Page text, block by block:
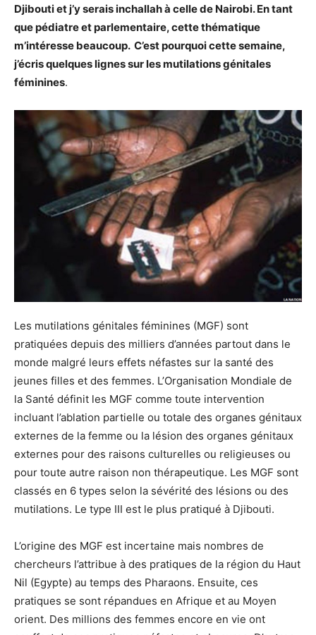
Djibouti et j’y serais inchallah à celle de Nairobi. En tant
que pédiatre et parlementaire, cette thématique
m’intéresse beaucoup. C’est pourquoi cette semaine,
j’écris quelques lignes sur les mutilations génitales
féminines.
Les mutilations génitales féminines (MGF) sont
pratiquées depuis des milliers d’années partout dans le
monde malgré leurs effets néfastes sur la santé des
jeunes filles et des femmes. L’Organisation Mondiale de
la Santé définit les MGF comme toute intervention
incluant l’ablation partielle ou totale des organes génitaux
externes de la femme ou la lésion des organes génitaux
externes pour des raisons culturelles ou religieuses ou
pour toute autre raison non thérapeutique. Les MGF sont
classés en 6 types selon la sévérité des lésions ou des
mutilations. Le type III est le plus pratiqué à Djibouti.
L’origine des MGF est incertaine mais nombres de
chercheurs l’attribue à des pratiques de la région du Haut
Nil (Egypte) au temps des Pharaons. Ensuite, ces
pratiques se sont répandues en Afrique et au Moyen
orient. Des millions des femmes encore en vie ont